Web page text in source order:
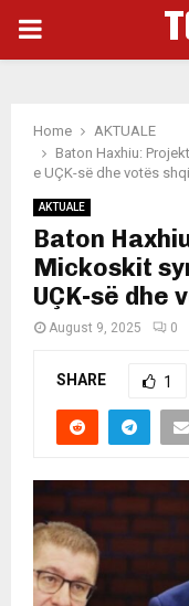
PRIMARY
Home
AKTUALE
Baton Haxhiu:
e UÇK-së dhe votës
AKTUALE
Baton
Mickoskit
UÇK-së dhe
August 9, 2025 0
SHARE 1